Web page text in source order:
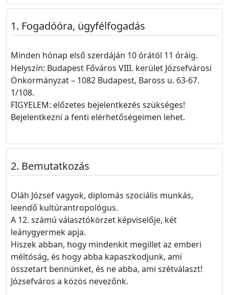
Fogadóóra, ügyfélfogadás
Minden hónap első szerdáján 10 órától 11 óráig.
Helyszín: Budapest Főváros VIII. kerület Józsefvárosi
Önkormányzat – 1082 Budapest, Baross u. 63-67.
1/108.
FIGYELEM: előzetes bejelentkezés szükséges!
Bejelentkezni a fenti elérhetőségeimen lehet.
Bemutatkozás
Oláh József vagyok, diplomás szociális munkás,
leendő kultúrantropológus.
A 12. számú választókörzet képviselője, két
leánygyermek apja.
Hiszek abban, hogy mindenkit megillet az emberi
méltóság, és hogy abba kapaszkodjunk, ami
összetart bennünket, és ne abba, ami szétválaszt!
Józsefváros a közös nevezőnk.